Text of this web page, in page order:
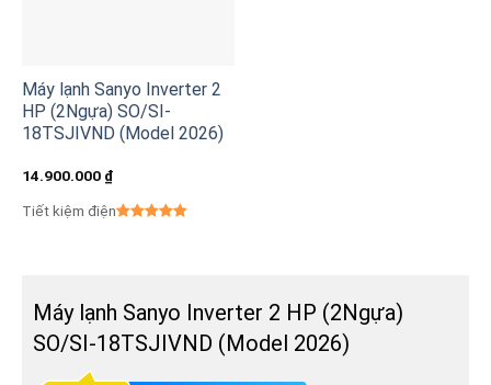
Máy lạnh Sanyo Inverter 2
HP (2Ngựa) SO/SI-
18TSJIVND (Model 2026)
14.900.000 ₫
Tiết kiệm điện
Máy lạnh Sanyo Inverter 2 HP (2Ngựa)
SO/SI-18TSJIVND (Model 2026)